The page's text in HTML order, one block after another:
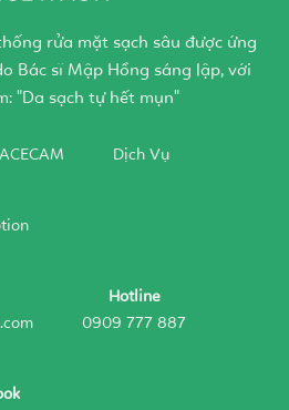
rửa mặt sạch sâu được ứng
Bác sĩ Mập Hồng sáng lập, với
"Da sạch tự hết mụn"
Dịch Vụ
Hotline
0909 777 887